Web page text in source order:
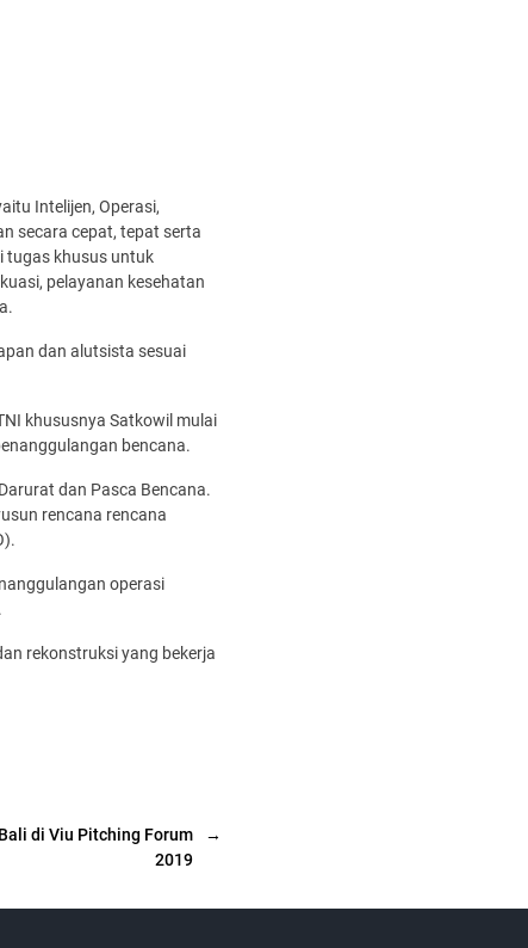
Intelijen, Operasi,
secara cepat, tepat serta
tugas khusus untuk
pelayanan kesehatan
dan alutsista sesuai
khususnya Satkowil mulai
bencana.
dan Pasca Bencana.
rencana rencana
operasi
rekonstruksi yang bekerja
→
di Viu Pitching Forum
2019